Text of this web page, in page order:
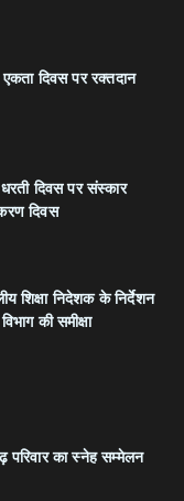
दिवस पर रक्तदान
दिवस पर संस्कार
दिवस
निदेशक के निर्देशन
की समीक्षा
परिवार का स्नेह सम्मेलन